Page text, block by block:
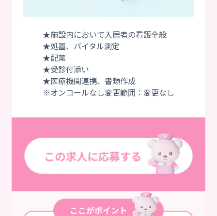
★施設内において入居者の看護全般
★処置、バイタル測定
★配薬
★受診付添い
★医療機関連携、書類作成